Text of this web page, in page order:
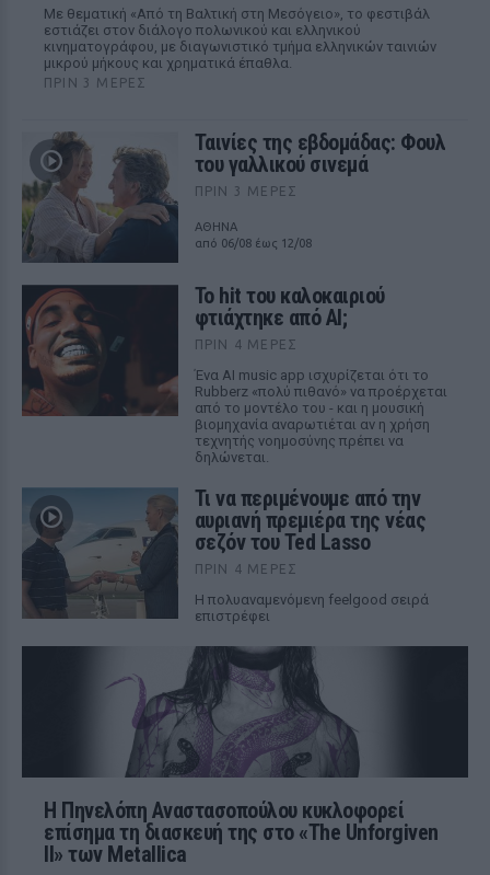
Με θεματική «Από τη Βαλτική στη Μεσόγειο», το φεστιβάλ
εστιάζει στον διάλογο πολωνικού και ελληνικού
κινηματογράφου, με διαγωνιστικό τμήμα ελληνικών ταινιών
μικρού μήκους και χρηματικά έπαθλα.
ΠΡΙΝ 3 ΜΈΡΕΣ
Ταινίες της εβδομάδας: Φουλ
του γαλλικού σινεμά
ΠΡΙΝ 3 ΜΈΡΕΣ
ΑΘΗΝΑ
από 06/08 έως 12/08
Το hit του καλοκαιριού
φτιάχτηκε από AI;
ΠΡΙΝ 4 ΜΈΡΕΣ
Ένα AI music app ισχυρίζεται ότι το
Rubberz «πολύ πιθανό» να προέρχεται
από το μοντέλο του - και η μουσική
βιομηχανία αναρωτιέται αν η χρήση
τεχνητής νοημοσύνης πρέπει να
δηλώνεται.
Τι να περιμένουμε από την
αυριανή πρεμιέρα της νέας
σεζόν του Ted Lasso
ΠΡΙΝ 4 ΜΈΡΕΣ
Η πολυαναμενόμενη feelgood σειρά
επιστρέφει
Η Πηνελόπη Αναστασοπούλου κυκλοφορεί
επίσημα τη διασκευή της στο «The Unforgiven
II» των Metallica